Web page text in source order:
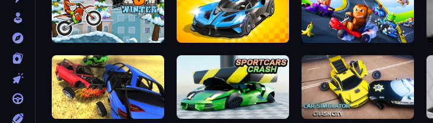
Moto X3M 4 Winter GT Cars Mega Ramps GoKarts.io
Car Crash Simulator Royale Sportcars Crash Car Simulator: Crash City